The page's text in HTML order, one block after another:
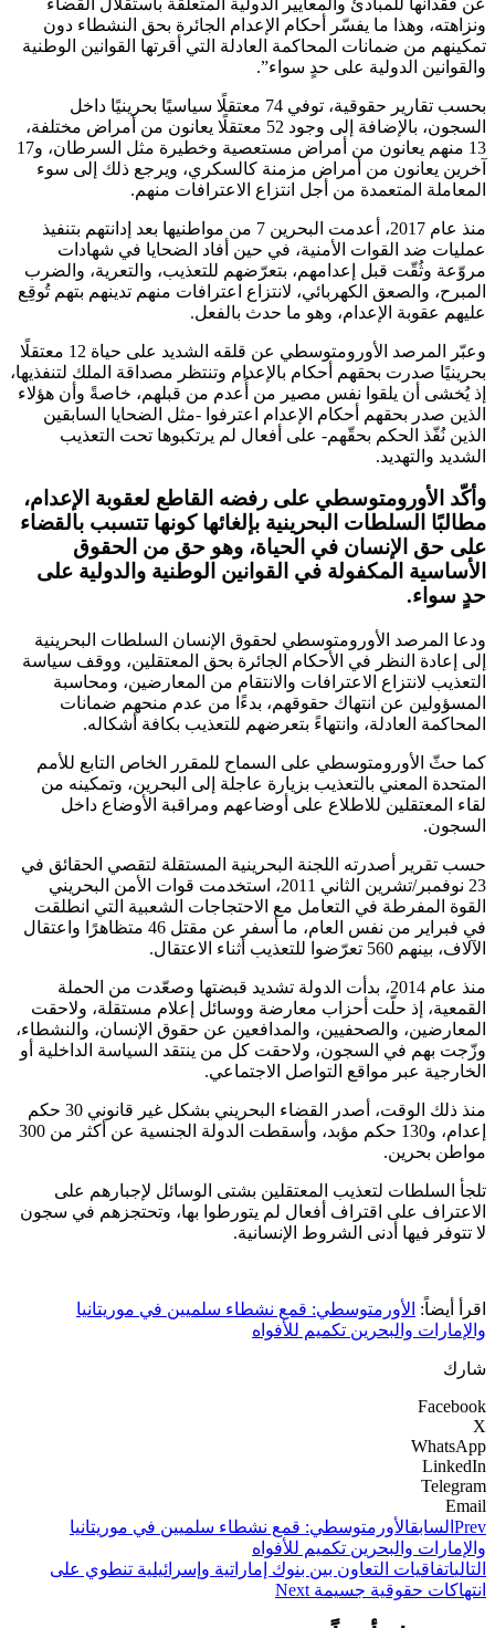
ونزاهته، وهذا ما يفسّر أحكام الإعدام الجائرة بحق النشطاء دون
تمكينهم من ضمانات المحاكمة العادلة التي أقرتها القوانين الوطنية
والقوانين الدولية على حدٍ سواء”.
بحسب تقارير حقوقية، توفي 74 معتقلًا سياسيًا بحرينيًا داخل
السجون، بالإضافة إلى وجود 52 معتقلًا يعانون من أمراض مختلفة،
13 منهم يعانون من أمراض مستعصية وخطيرة مثل السرطان، و17
آخرين يعانون من أمراض مزمنة كالسكري، ويرجع ذلك إلى سوء
المعاملة المتعمدة من أجل انتزاع الاعترافات منهم.
منذ عام 2017، أعدمت البحرين 7 من مواطنيها بعد إدانتهم بتنفيذ
عمليات ضد القوات الأمنية، في حين أفاد الضحايا في شهادات
مروّعة وثُقّت قبل إعدامهم، بتعرّضهم للتعذيب، والتعرية، والضرب
المبرح، والصعق الكهربائي، لانتزاع اعترافات منهم تدينهم بتهم تُوقِع
عليهم عقوبة الإعدام، وهو ما حدث بالفعل.
وعبّر المرصد الأورومتوسطي عن قلقه الشديد على حياة 12 معتقلًا
بحرينيًا صدرت بحقهم أحكام بالإعدام وتنتظر مصداقة الملك لتنفذيها،
إذ يُخشى أن يلقوا نفس مصير من أُعدم من قبلهم، خاصةً وأن هؤلاء
الذين صدر بحقهم أحكام الإعدام اعترفوا -مثل الضحايا السابقين
الذين نُفّذ الحكم بحقّهم- على أفعال لم يرتكبوها تحت التعذيب
الشديد والتهديد.
وأكّد الأورومتوسطي على رفضه القاطع لعقوبة الإعدام،
مطالبًا السلطات البحرينية بإلغائها كونها تتسبب بالقضاء
على حق الإنسان في الحياة، وهو حق من الحقوق
الأساسية المكفولة في القوانين الوطنية والدولية على
حدٍ سواء.
ودعا المرصد الأورومتوسطي لحقوق الإنسان السلطات البحرينية
إلى إعادة النظر في الأحكام الجائرة بحق المعتقلين، ووقف سياسة
التعذيب لانتزاع الاعترافات والانتقام من المعارضين، ومحاسبة
المسؤولين عن انتهاك حقوقهم، بدءًا من عدم منحهم ضمانات
المحاكمة العادلة، وانتهاءً بتعرضهم للتعذيب بكافة أشكاله.
كما حثّ الأورومتوسطي على السماح للمقرر الخاص التابع للأمم
المتحدة المعني بالتعذيب بزيارة عاجلة إلى البحرين، وتمكينه من
لقاء المعتقلين للاطلاع على أوضاعهم ومراقبة الأوضاع داخل
السجون.
حسب تقرير أصدرته اللجنة البحرينية المستقلة لتقصي الحقائق في
23 نوفمبر/تشرين الثاني 2011، استخدمت قوات الأمن البحريني
القوة المفرطة في التعامل مع الاحتجاجات الشعبية التي انطلقت
في فبراير من نفس العام، ما أسفر عن مقتل 46 متظاهرًا واعتقال
الآلاف، بينهم 560 تعرّضوا للتعذيب أثناء الاعتقال.
منذ عام 2014، بدأت الدولة تشديد قبضتها وصعّدت من الحملة
القمعية، إذ حلّت أحزاب معارضة ووسائل إعلام مستقلة، ولاحقت
المعارضين، والصحفيين، والمدافعين عن حقوق الإنسان، والنشطاء،
وزّجت بهم في السجون، ولاحقت كل من ينتقد السياسة الداخلية أو
الخارجية عبر مواقع التواصل الاجتماعي.
منذ ذلك الوقت، أصدر القضاء البحريني بشكل غير قانوني 30 حكم
إعدام، و130 حكم مؤبد، وأسقطت الدولة الجنسية عن أكثر من 300
مواطن بحرين.
تلجأ السلطات لتعذيب المعتقلين بشتى الوسائل لإجبارهم على
الاعتراف على اقتراف أفعال لم يتورطوا بها، وتحتجزهم في سجون
لا تتوفر فيها أدنى الشروط الإنسانية.
اقرأ أيضاً: الأورمتوسطي: قمع نشطاء سلميين في موريتانيا
والإمارات والبحرين تكميم للأفواه
شارك
Facebook
X
WhatsApp
LinkedIn
Telegram
Email
Prev السابقالأورمتوسطي: قمع نشطاء سلميين في موريتانيا
والإمارات والبحرين تكميم للأفواه
التالياتفاقيات التعاون بين بنوك إماراتية وإسرائيلية تنطوي على
انتهاكات حقوقية جسيمة Next